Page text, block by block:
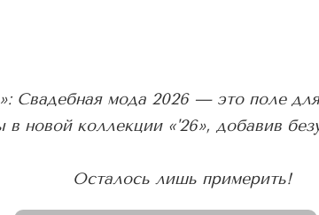
Свадебная мода 2026 — это поле
новой коллекции «'26», добавив
Осталось лишь примерить!